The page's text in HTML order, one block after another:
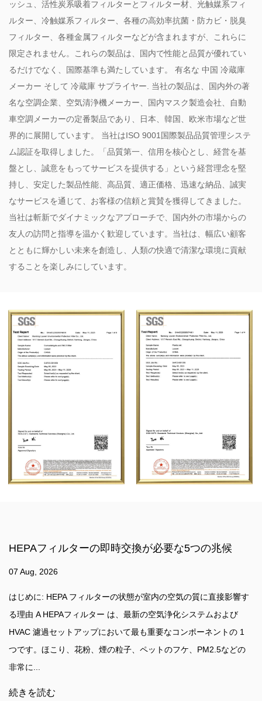
ッシュ、活性炭系吸着フィルターとフィルター材、光触媒系フィ
ルター、冷触媒系フィルター、各種の高効率抗菌・防カビ・脱臭
フィルター、各種金属フィルターなどが含まれますが、これらに
限定されません。これらの製品は、国内で性能と品質が優れてい
るだけでなく、国際基準も満たしています。 有名な 中国 冷蔵庫
メーカー そして 冷蔵庫 サプライヤー . 当社の製品は、国内外の著
名な空調企業、空気清浄機メーカー、国内マスク製造会社、自動
車空調メーカーの定番製品であり、日本、韓国、欧米市場など世
界的に展開しています。 当社はISO 9001国際製品品質管理システ
ム認証を取得しました。「品質第一、信用を核心とし、経営を基
盤とし、誠意をもってサービスを提供する」という経営理念を堅
持し、安定した製品性能、高品質、適正価格、迅速な納品、誠実
なサービスを通じて、お客様の信頼と賞賛を獲得してきました。
当社は斬新でダイナミックなアプローチで、国内外の市場からの
友人の訪問と指導を温かく歓迎しています。当社は、幅広い顧客
とともに輝かしい未来を創造し、人類の快適で清潔な環境に貢献
することを楽しみにしています。
な5つの兆候
気の質に直接影響す
化システムおよび
コンポーネントの 1
フケ、PM2.5などの
HVAC システムにおける冷媒触媒
31 Jul, 2026
空気濾過環境における冷触媒フィルター技
フィルターとは何ですか? A コールド触媒
熱活性化や複雑な外部エネルギー入力を必